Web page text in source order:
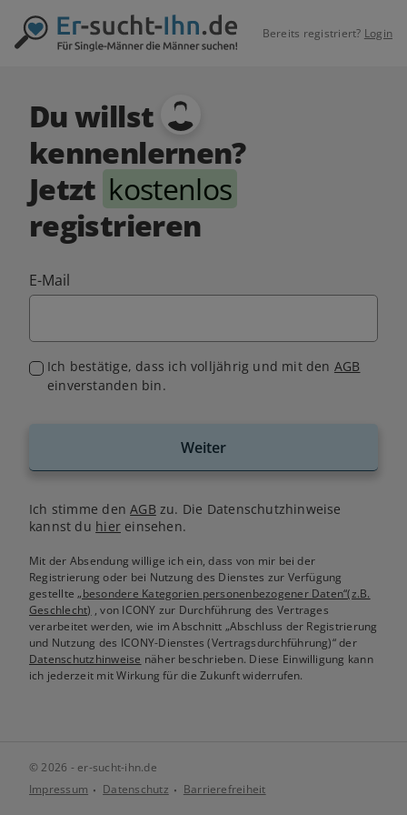
Bereits registriert? Login
Du willst
kennenlernen?
Jetzt kostenlos
registrieren
E-Mail
Ich bestätige, dass ich volljährig und mit den AGB
einverstanden bin.
Weiter
Ich stimme denAGB zu. Die Datenschutzhinweise
kannst du hiereinsehen.
Mit der Absendung willige ich ein, dass von mir bei der
Registrierung oder bei Nutzung des Dienstes zur Verfügung
gestellte„besondere Kategorien personenbezogener Daten“(z.B.
Geschlecht) , von ICONY zur Durchführung des Vertrages
verarbeitet werden, wie im Abschnitt „Abschluss der Registrierung
und Nutzung des ICONY-Dienstes (Vertragsdurchführung)“ der
Datenschutzhinweise näher beschrieben. Diese Einwilligung kann
ich jederzeit mit Wirkung für die Zukunft widerrufen.
© 2026 - er-sucht-ihn.de
Impressum
Datenschutz Barrierefreiheit